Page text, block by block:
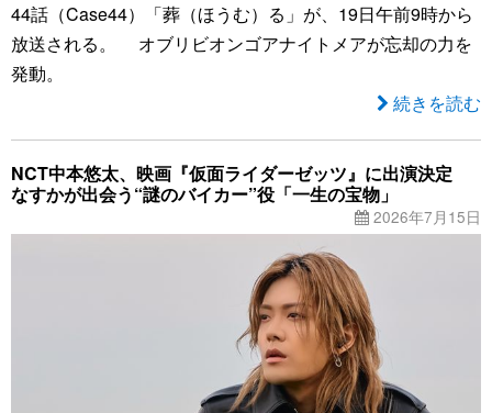
44話（Case44）「葬（ほうむ）る」が、19日午前9時から
放送される。 オブリビオンゴアナイトメアが忘却の力を
発動。
続きを読む
NCT中本悠太、映画『仮面ライダーゼッツ』に出演決定
なすかが出会う“謎のバイカー”役「一生の宝物」
2026年7月15日